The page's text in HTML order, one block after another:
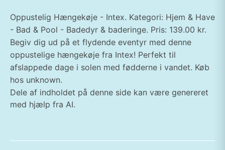
Oppustelig Hængekøje - Intex. Kategori: Hjem & Have
- Bad & Pool - Badedyr & baderinge. Pris: 139.00 kr.
Begiv dig ud på et flydende eventyr med denne
oppustelige hængekøje fra Intex! Perfekt til
afslappede dage i solen med fødderne i vandet. Køb
hos unknown.
Dele af indholdet på denne side kan være genereret
med hjælp fra AI.